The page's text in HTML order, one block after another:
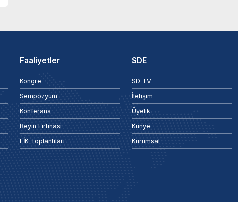
Faaliyetler
Kongre
Sempozyum
Konferans
Beyin Fırtınası
EİK Toplantıları
SDE
SD TV
İletişim
Üyelik
Künye
Kurumsal